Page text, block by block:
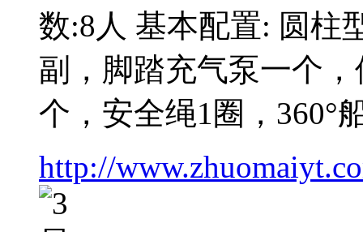
数:8人 基本配置: 圆柱
副，脚踏充气泵一个
个，安全绳1圈，360°
http://